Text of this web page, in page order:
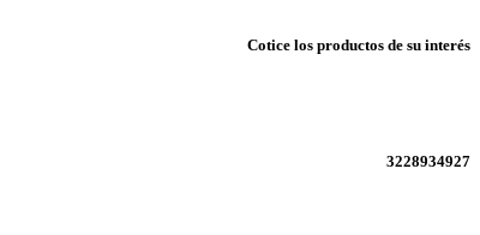
Cotice los productos de su interés
3228934927